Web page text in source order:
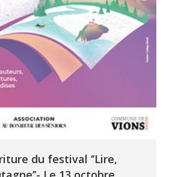
du festival ‘’Lire,